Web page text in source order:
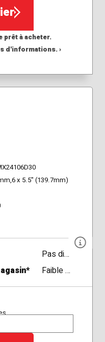
prêt à acheter.
d'informations. ›
x 5.5" (139.7mm)
Pas disponible
Faible Disponibilité